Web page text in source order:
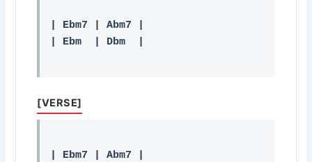
| Ebm7 | Abm7 |
| Ebm  | Dbm  |
[VERSE]
| Ebm7 | Abm7 |